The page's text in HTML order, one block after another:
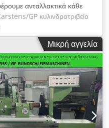
ανταλλακτικά κάθε
GP κυλινδροτριβείο
του τεμαχίου, τον άξονα
οπτικούς χάρακες, φλάντζες
αξόνων (BOSCH
ρουλεμάν, διατάξεις
και μεταχειρισμένες, καθώς
Z μέσω ανταλλαγής...
Schaudt/Tschudin/Ta
Dodpfx
Μικρή αγγελία